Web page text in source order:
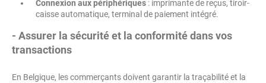
Connexion aux périphériques : imprimante de reçus, tiroir-
caisse automatique, terminal de paiement intégré.
- Assurer la sécurité et la conformité dans vos
transactions
En Belgique, les commerçants doivent garantir la traçabilité et la